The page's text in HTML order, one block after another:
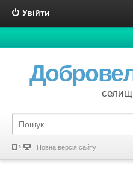
Увійти
Повна версія сайту